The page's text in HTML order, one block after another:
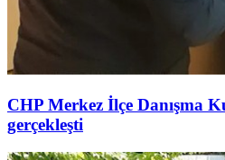
CHP Merkez İlçe Danışma
gerçekleşti